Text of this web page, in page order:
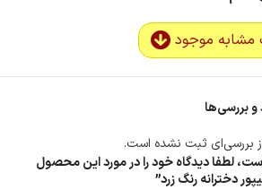
موجود
و بررسی‌ها
بررسی‌ای ثبت نشده است.
لطفا دیدگاه خود را در مورد این محصول
دخترانه رنگ زرد”